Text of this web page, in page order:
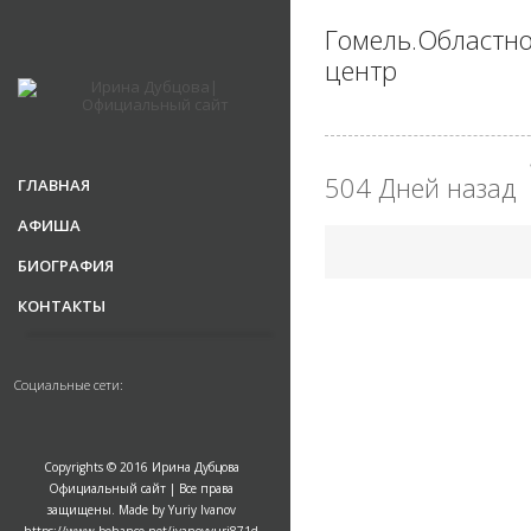
ГЛАВНАЯ
АФИША
БИОГРАФИЯ
КОНТАКТЫ
Социальные сети:
Copyrights © 2016 Ирина Дубцова
Официальный сайт | Все права
защищены. Made by Yuriy Ivanov
центр
504 Дней назад